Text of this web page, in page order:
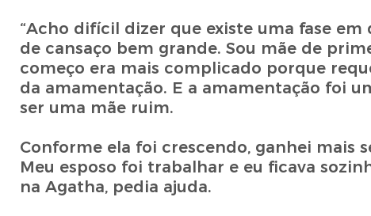
“Acho difícil dizer que existe uma fase
de cansaço bem grande. Sou mãe de
começo era mais complicado porque
da amamentação. E a amamentação foi
ser uma mãe ruim.
Conforme ela foi crescendo, ganhei mais
Meu esposo foi trabalhar e eu ficava
na Agatha, pedia ajuda.